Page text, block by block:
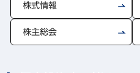
株式情報
株主総会